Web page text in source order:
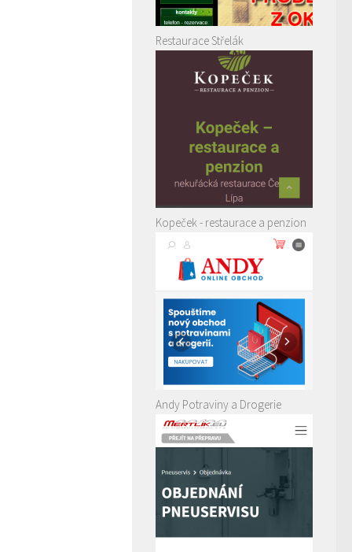
Restaurace Střelák
Kopeček - restaurace a penzion
Andy Potraviny a Drogerie